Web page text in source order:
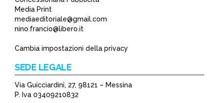
Media Print
mediaeditoriale@gmail.com
nino.francio@libero.it
Cambia impostazioni della privacy
SEDE LEGALE
Via Guicciardini, 27, 98121 – Messina
P. Iva 03409210832